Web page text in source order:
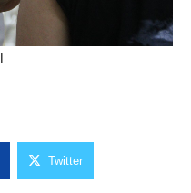
Twitter